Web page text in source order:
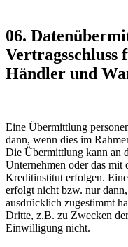
06.
Vertragsschluss
Händler und
Eine Übermittlung
dann, wenn dies im
Die Übermittlung kann an
Unternehmen oder das
Kreditinstitut erfolgen.
erfolgt nicht bzw. nur
ausdrücklich zugestimmt
Dritte, z.B. zu Zwecken
Einwilligung nicht.